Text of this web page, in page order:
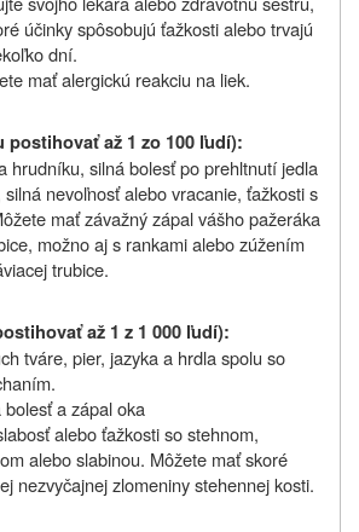
účinky spôsobujú ťažkosti alebo trvajú
dní.
mať alergickú reakciu na liek.
postihovať až 1 zo 100 ľudí):
hrudníku, silná bolesť po prehltnutí jedla
nevoľnosť alebo vracanie, ťažkosti s
mať závažný zápal vášho pažeráka
možno aj s rankami alebo zúžením
trubice.
až 1 z 1 000 ľudí):
tváre, pier, jazyka a hrdla spolu so
a zápal oka
alebo ťažkosti so stehnom,
alebo slabinou. Môžete mať skoré
nezvyčajnej zlomeniny stehennej kosti.